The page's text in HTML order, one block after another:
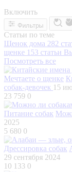
Включить
Фильтры
Статьи по теме
Щенок дома 282
щенке 153 статьи
Посмотреть все
Мечтаете о щенке
собак-девочек 15
23 759 0
Питание собак
2025
5 680 0
Дрессировка собак
29 сентября 2024
10 133 0